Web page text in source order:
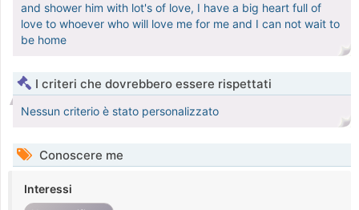
and shower him with lot's of love, I have a big heart full of
love to whoever who will love me for me and I can not wait to
be home
I criteri che dovrebbero essere rispettati
Nessun criterio è stato personalizzato
Conoscere me
Interessi